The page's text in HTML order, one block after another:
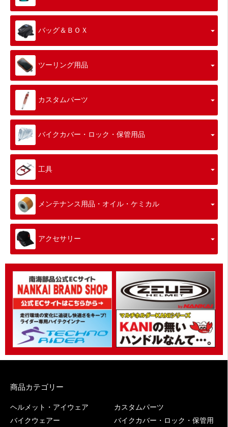
バッグ＆ＢＯＸ
ツーリング用品
カスタムパーツ
バイクカバー・ロック・保管用品
工具
メンテナンス用品・オイル・ケミカル
アクセサリー
商品カテゴリー
ヘルメット・アイウェア
バイクウェアー
カスタムパーツ
バイクカバー・ロック・保管用